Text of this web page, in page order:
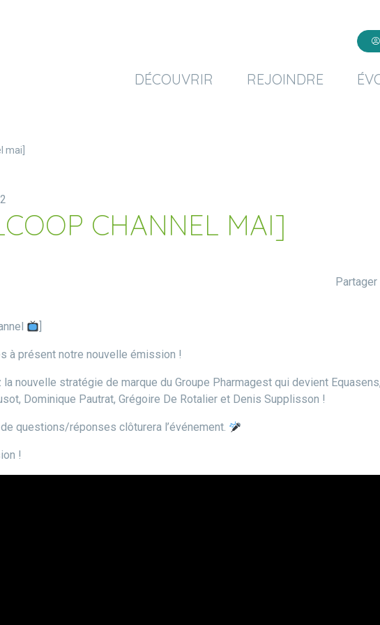
DÉCOUVRIR REJOINDRE
mai]
CHANNEL MAI]
Partager
à présent notre nouvelle émission !
nouvelle stratégie de marque du Groupe Pharmagest qui devient
Dominique Pautrat, Grégoire De Rotalier et Denis Supplisson !
questions/réponses clôturera l’événement.
!